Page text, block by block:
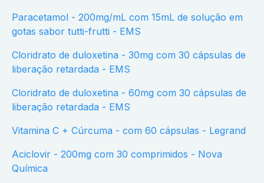
Paracetamol - 200mg/mL com 15mL de solução em
gotas sabor tutti-frutti - EMS
Cloridrato de duloxetina - 30mg com 30 cápsulas de
liberação retardada - EMS
Cloridrato de duloxetina - 60mg com 30 cápsulas de
liberação retardada - EMS
Vitamina C + Cúrcuma - com 60 cápsulas - Legrand
Aciclovir - 200mg com 30 comprimidos - Nova
Química